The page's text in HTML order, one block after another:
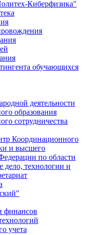
Киберфизика"
обучающихся
деятельности
образования
сотрудничества
Координационного
и высшего
по области
дело, технологии и
финансов
учета